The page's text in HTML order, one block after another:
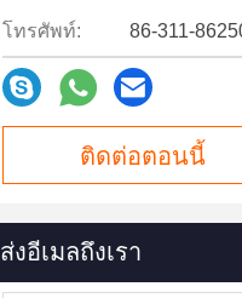
โทรศัพท์: 86-311-
ติดต่อตอนนี้
ส่งอีเมลถึงเรา